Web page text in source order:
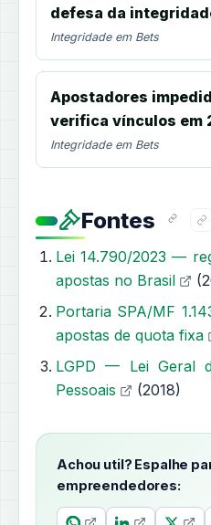
defesa da
Integridade em Bets
Apostadores
verifica vínculos em
Integridade em Bets
Fontes
Lei 14.790/2023 —
apostas no Brasil
Portaria SPA/MF
apostas de quota fixa
LGPD — Lei Geral
Pessoais
(2018)
Achou util? Espalhe
empreendedores: